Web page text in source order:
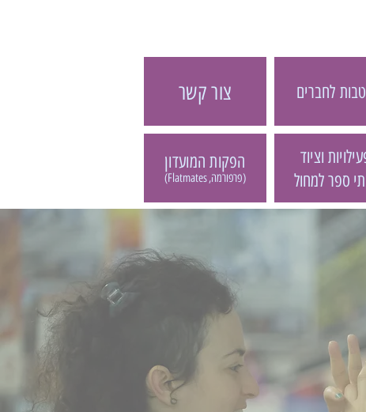
צור קשר לחברים
הפקות המועדון
(פרפורמה, Flatmates)
וציוד
ספר למחול